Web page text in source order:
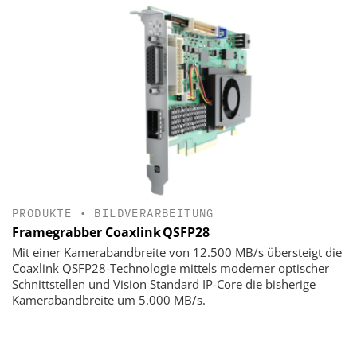
PRODUKTE • BILDVERARBEITUNG
Framegrabber Coaxlink QSFP28
Mit einer Kamerabandbreite von 12.500 MB/s übersteigt die
Coaxlink QSFP28-Technologie mittels moderner optischer
Schnittstellen und Vision Standard IP-Core die bisherige
Kamerabandbreite um 5.000 MB/s.